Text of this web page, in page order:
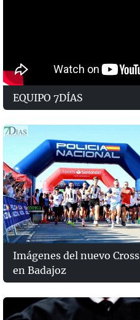
EQUIPO 7DÍAS
Imágenes del nuevo
en Badajoz